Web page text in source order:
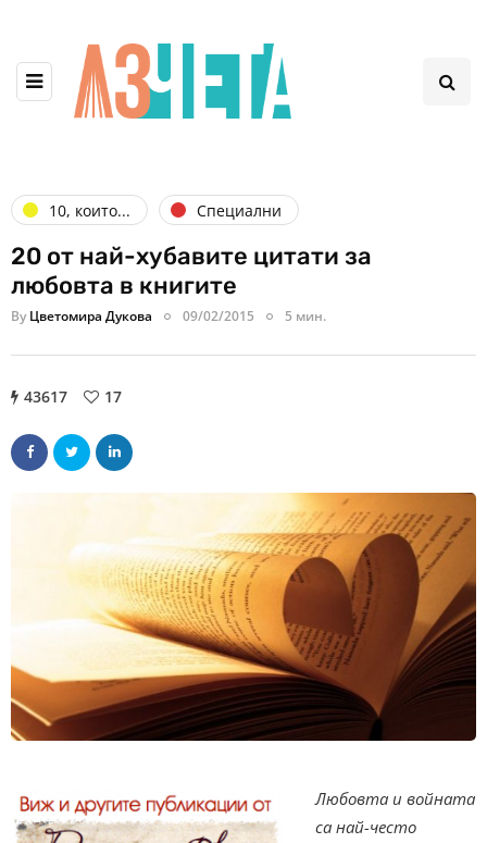
10, които... Специални
20 от най-хубавите цитати за
любовта в книгите
By Цветомира Дукова 09/02/2015 5 мин.
43617 17
Любовта и войната
са най-често